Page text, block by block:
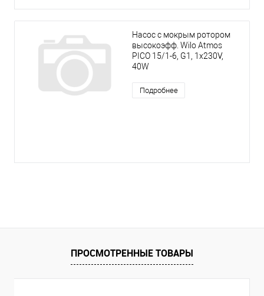
Насос с мокрым ротором
высокоэфф. Wilo Atmos
PICO 15/1-6, G1, 1x230V,
40W
Подробнее
ПРОСМОТРЕННЫЕ ТОВАРЫ